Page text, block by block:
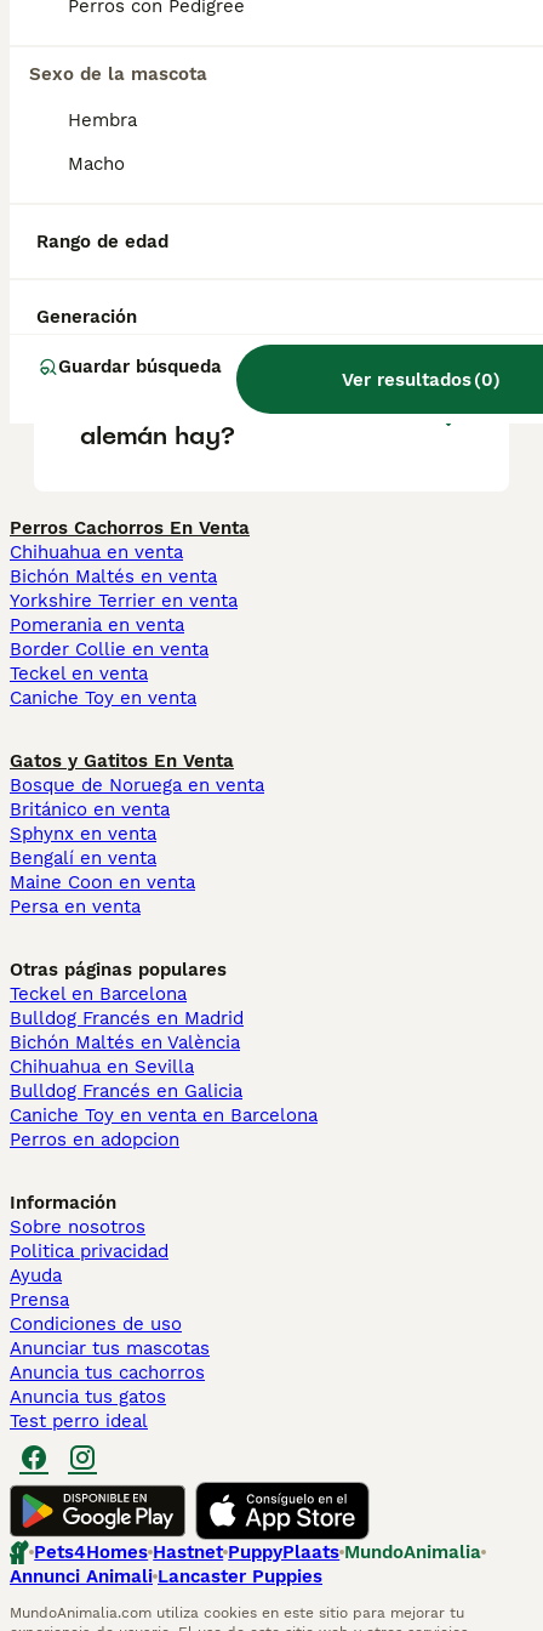
Perros con Pedigree
Sexo de la mascota
Hembra
Macho
Rango de edad
Generación
Guardar búsqueda
Ver resultados(0)
compañero ideal para hogares activos.
¿Cómo saber si un braco
mucho pelo?
¿Cuántos tipos de braco
alemán hay?
Perros Cachorros En Venta
Chihuahua en venta
Bichón Maltés en venta
Yorkshire Terrier en venta
Pomerania en venta
Border Collie en venta
Teckel en venta
Caniche Toy en venta
Gatos y Gatitos En Venta
Bosque de Noruega en venta
Británico en venta
Sphynx en venta
Bengalí en venta
Maine Coon en venta
Persa en venta
Otras páginas populares
Teckel en Barcelona
Bulldog Francés en Madrid
Bichón Maltés en València
Chihuahua en Sevilla
Bulldog Francés en Galicia
Caniche Toy en venta en Barcelona
Perros en adopcion
Información
Sobre nosotros
Politica privacidad
Ayuda
Prensa
Condiciones de uso
Anunciar tus mascotas
Anuncia tus cachorros
Anuncia tus gatos
Test perro ideal
Pets4Homes Hastnet PuppyPlaats MundoAnimalia
Annunci Animali Lancaster Puppies
MundoAnimalia.com utiliza cookies en este sitio para mejorar tu